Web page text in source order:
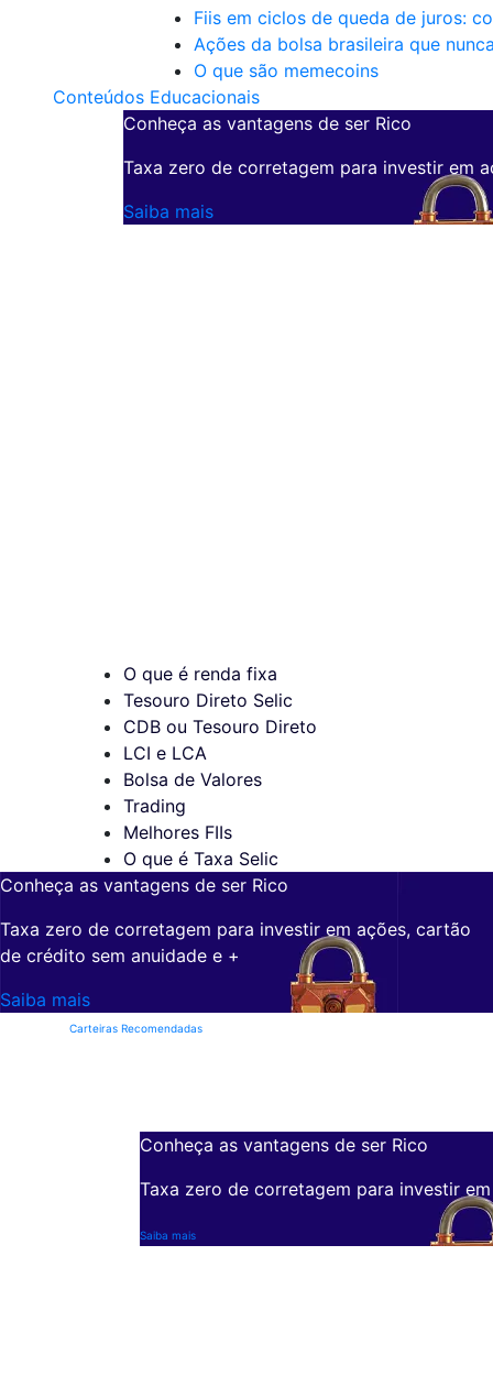
Fiis em ciclos de queda de juros:
Ações da bolsa brasileira que
O que são memecoins
Conteúdos Educacionais
Conheça as vantagens de ser Rico
Taxa zero de corretagem para investir em
Saiba mais
O que é renda fixa
Tesouro Direto Selic
CDB ou Tesouro Direto
LCI e LCA
Bolsa de Valores
Trading
Melhores FIIs
O que é Taxa Selic
Conheça as vantagens de ser Rico
Taxa zero de corretagem para investir em ações, cartão
de crédito sem anuidade e +
Saiba mais
Carteiras Recomendadas
Conheça as vantagens de ser Rico
Taxa zero de corretagem para investir
Saiba mais